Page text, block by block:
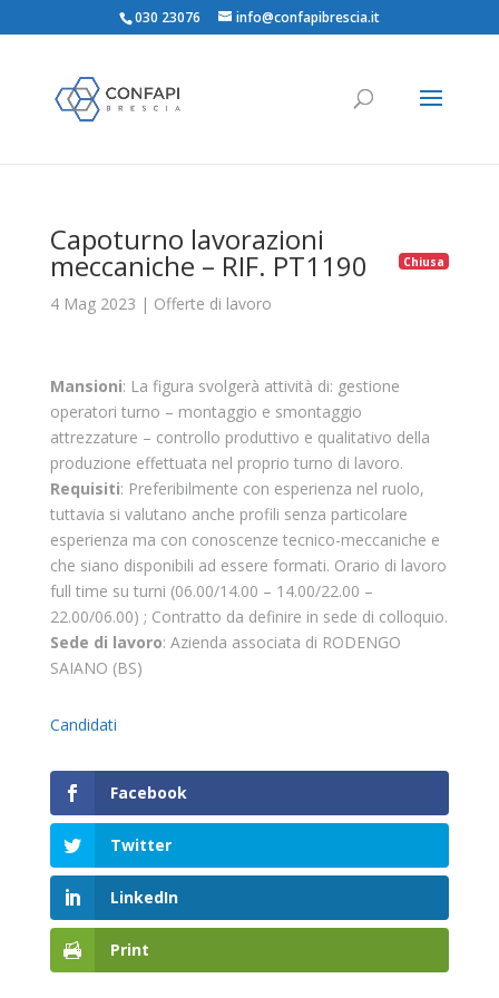
030 23076 info@confapibrescia.it
Capoturno lavorazioni
meccaniche – RIF. PT1190 Chiusa
4 Mag 2023 | Offerte di lavoro
Mansioni: La figura svolgerà attività di: gestione
operatori turno – montaggio e smontaggio
attrezzature – controllo produttivo e qualitativo della
produzione effettuata nel proprio turno di lavoro.
Requisiti: Preferibilmente con esperienza nel ruolo,
tuttavia si valutano anche profili senza particolare
esperienza ma con conoscenze tecnico-meccaniche e
che siano disponibili ad essere formati. Orario di lavoro
full time su turni (06.00/14.00 – 14.00/22.00 –
22.00/06.00) ; Contratto da definire in sede di colloquio.
Sede di lavoro: Azienda associata di RODENGO
SAIANO (BS)
Candidati
Facebook
Twitter
LinkedIn
Print